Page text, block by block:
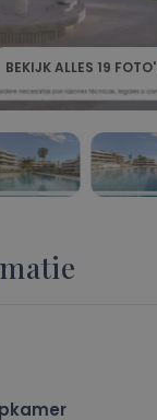
BEKIJK ALLES 19